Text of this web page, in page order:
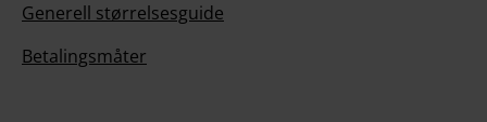
Generell størrelsesguide
Betalingsmåter